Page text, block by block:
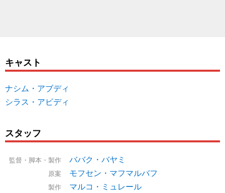
キャスト
ナシム・アブディ
シラス・アビディ
スタッフ
監督・脚本・製作 ババク・バヤミ
原案 モフセン・マフマルバフ
製作 マルコ・ミュレール